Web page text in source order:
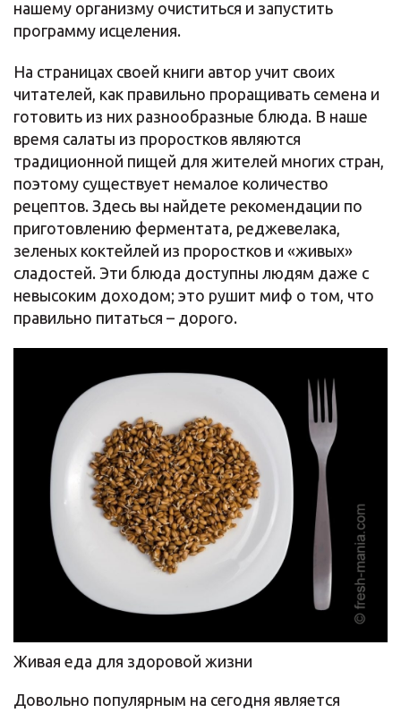
нашему организму очиститься и запустить
программу исцеления.
На страницах своей книги автор учит своих
читателей, как правильно проращивать семена и
готовить из них разнообразные блюда. В наше
время салаты из проростков являются
традиционной пищей для жителей многих стран,
поэтому существует немалое количество
рецептов. Здесь вы найдете рекомендации по
приготовлению ферментата, реджевелака,
зеленых коктейлей из проростков и «живых»
сладостей. Эти блюда доступны людям даже с
невысоким доходом; это рушит миф о том, что
правильно питаться – дорого.
Живая еда для здоровой жизни
Довольно популярным на сегодня является